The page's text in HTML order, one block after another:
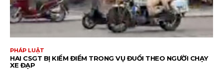
PHÁP LUẬT
HAI CSGT BỊ KIỂM ĐIỂM TRONG VỤ ĐUỔI THEO NGƯỜI CHẠY
XE ĐẠP